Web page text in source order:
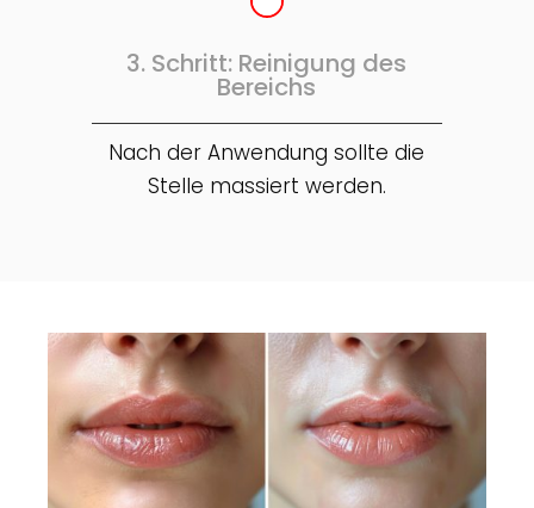
3. Schritt: Reinigung des
Bereichs
Nach der Anwendung sollte die
Stelle massiert werden.